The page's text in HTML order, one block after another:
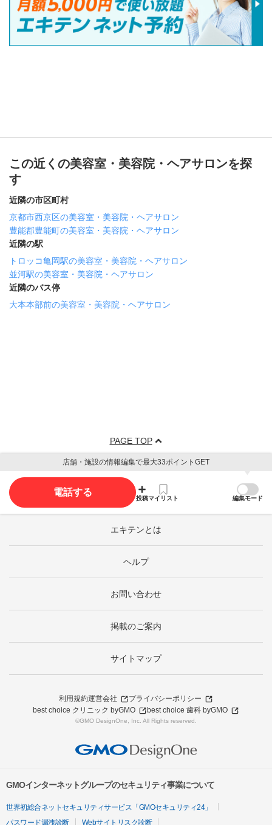
この近くの美容室・美容院・ヘアサロンを探
す
近隣の市区町村
京都市西京区の美容室・美容院・ヘアサロン
豊能郡豊能町の美容室・美容院・ヘアサロン
近隣の駅
トロッコ亀岡駅の美容室・美容院・ヘアサロン
並河駅の美容室・美容院・ヘアサロン
近隣のバス停
大本本部前の美容室・美容院・ヘアサロン
PAGE TOP
店舗・施設の情報編集で最大33ポイントGET
電話する
投稿マイリスト 編集モード
エキテンとは
ヘルプ
お問い合わせ
掲載のご案内
サイトマップ
利用規約運営会社
プライバシーポリシー
best choice クリニック byGMO
best choice 歯科 byGMO
©GMO DesignOne, Inc. All Rights reserved.
GMOインターネットグループのセキュリティ事業について
世界初総合ネットセキュリティサービス「GMOセキュリティ24」
パスワード漏洩診断
Webサイトリスク診断